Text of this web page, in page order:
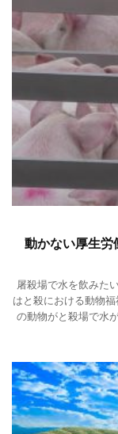
動かない厚生労
屠殺場で水を飲みた
はと殺における動物
の動物がと殺場で水